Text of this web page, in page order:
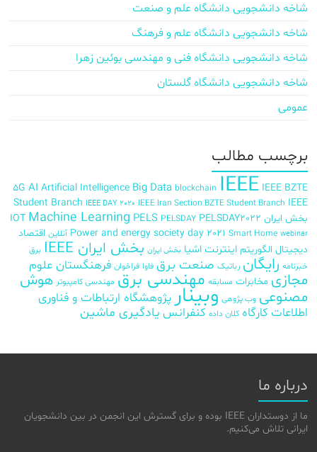
شاخه دانشجویی دانشگاه علم و صنعت
شاخه دانشجویی دانشگاه علم و فرهنگ
شاخه دانشجویی دانشگاه فنی و مهندسی بوئین زهرا
شاخه دانشجویی دانشگاه گلستان
عمومی
برچسب‌ مطالب
5G AI Artificial Intelligence Big Data blockchain IEEE IEEE BZTE
Student Branch IEEE DAY 2020 IEEE Iran Section BZTE Student Branch IEEE
بخش ایران
IOT Machine Learning PELS PELSDAY PELSDAY2022
Power and energy society day 2021 Smart Home webinar آنلاین اقتصاد
دیجیتال الگوریتم اینترنت اشیا بخش ایران بخش ایران IEEE
برق
خبرنامه رایگان رباتیک صنعت برق فاوا فراخوان فرهنگستان علوم
مجازی مخابرات مسابقه مهندسی برق مهندسی کامپیوتر هوش
مصنوعی وب پژوهی وبینارپژوهشگاه ارتباطات و فناوری
اطلاعات کارگاه کلان داده کنفرانس یادگیری ماشین
درباره ما
ما از دوستداران IEEE بوده و برای گسترش این انجمن در بین دانشجویان
ایرانی تلاش می‌کنیم.